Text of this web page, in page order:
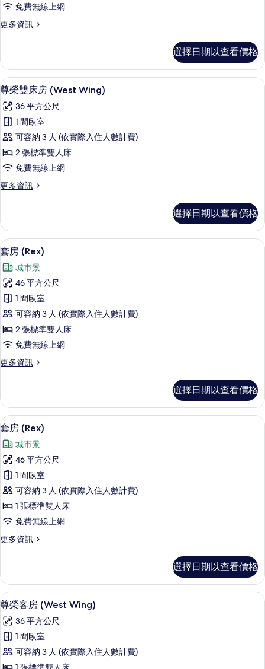
(Premium)
的
有
相
片
免費無線上網
更多資訊
更
雙
床
房
(Premium)
的
詳
選擇日期以查看價格
顯
示
尊
榮
雙
床
房
(West
所
有
相
片
尊榮雙床房 (West Wing) | 高級寢具
4
尊榮雙床房 (West Wing)
36 平方公尺
1 間臥室
可容納 3 人 (依實際入住人數計費)
2 張標準雙人床
免費無線上網
更多資訊
更
雙
床
房
Wing)
的
詳
情
選擇日期以查看價格
顯
示
套
房
(Rex)
的
所
有
相
套房 (Rex) | 高級寢具、迷你吧、客房
5
套房 (Rex)
城市景
46 平方公尺
1 間臥室
可容納 3 人 (依實際入住人數計費)
2 張標準雙人床
免費無線上網
更多資訊
更
(Rex)
的
詳
選擇日期以查看價格
顯
示
套
房
(Rex)
的
所
有
相
高級寢具、迷你吧、客房內保險箱、書
7
套房 (Rex)
城市景
46 平方公尺
1 間臥室
可容納 3 人 (依實際入住人數計費)
1 張標準雙人床
免費無線上網
更多資訊
更
(Rex)
的
詳
情
選擇日期以查看價格
顯
示
尊
榮
客
尊榮客房 (West Wing) | 高級寢具、
4
尊榮客房 (West Wing)
36 平方公尺
1 間臥室
可容納 3 人 (依實際入住人數計費)